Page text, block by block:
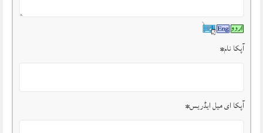
آپکا نام*
آپکا ای میل ایڈریس*